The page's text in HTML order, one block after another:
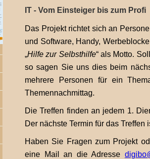
IT - Vom Einsteiger bis zum Profi
Das Projekt richtet sich an
und Software, Handy,
„Hilfe zur Selbsthilfe“ als Motto.
so sagen Sie uns dies beim
mehrere Personen für ein
Themennachmittag.
Die Treffen finden an jedem 1.
Der nächste Termin für das Treffen
Haben Sie Fragen zum Projekt
eine Mail an die Adresse